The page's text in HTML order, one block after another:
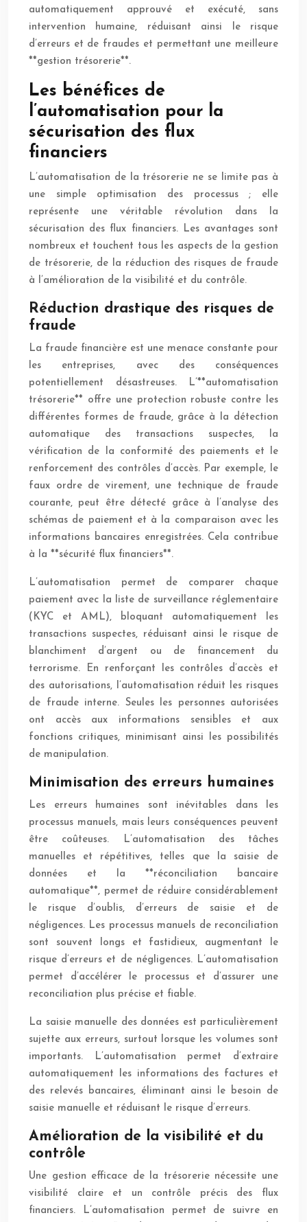
automatiquement approuvé et exécuté, sans
intervention humaine, réduisant ainsi le risque
d’erreurs et de fraudes et permettant une meilleure
**gestion trésorerie**.
Les bénéfices de
l’automatisation pour la
sécurisation des flux
financiers
L’automatisation de la trésorerie ne se limite pas à
une simple optimisation des processus ; elle
représente une véritable révolution dans la
sécurisation des flux financiers. Les avantages sont
nombreux et touchent tous les aspects de la gestion
de trésorerie, de la réduction des risques de fraude
à l’amélioration de la visibilité et du contrôle.
Réduction drastique des risques de
fraude
La fraude financière est une menace constante pour
les entreprises, avec des conséquences
potentiellement désastreuses. L’**automatisation
trésorerie** offre une protection robuste contre les
différentes formes de fraude, grâce à la détection
automatique des transactions suspectes, la
vérification de la conformité des paiements et le
renforcement des contrôles d’accès. Par exemple, le
faux ordre de virement, une technique de fraude
courante, peut être détecté grâce à l’analyse des
schémas de paiement et à la comparaison avec les
informations bancaires enregistrées. Cela contribue
à la **sécurité flux financiers**.
L’automatisation permet de comparer chaque
paiement avec la liste de surveillance réglementaire
(KYC et AML), bloquant automatiquement les
transactions suspectes, réduisant ainsi le risque de
blanchiment d’argent ou de financement du
terrorisme. En renforçant les contrôles d’accès et
des autorisations, l’automatisation réduit les risques
de fraude interne. Seules les personnes autorisées
ont accès aux informations sensibles et aux
fonctions critiques, minimisant ainsi les possibilités
de manipulation.
Minimisation des erreurs humaines
Les erreurs humaines sont inévitables dans les
processus manuels, mais leurs conséquences peuvent
être coûteuses. L’automatisation des tâches
manuelles et répétitives, telles que la saisie de
données et la **réconciliation bancaire
automatique**, permet de réduire considérablement
le risque d’oublis, d’erreurs de saisie et de
négligences. Les processus manuels de reconciliation
sont souvent longs et fastidieux, augmentant le
risque d’erreurs et de négligences. L’automatisation
permet d’accélérer le processus et d’assurer une
reconciliation plus précise et fiable.
La saisie manuelle des données est particulièrement
sujette aux erreurs, surtout lorsque les volumes sont
importants. L’automatisation permet d’extraire
automatiquement les informations des factures et
des relevés bancaires, éliminant ainsi le besoin de
saisie manuelle et réduisant le risque d’erreurs.
Amélioration de la visibilité et du
contrôle
Une gestion efficace de la trésorerie nécessite une
visibilité claire et un contrôle précis des flux
financiers. L’automatisation permet de suivre en